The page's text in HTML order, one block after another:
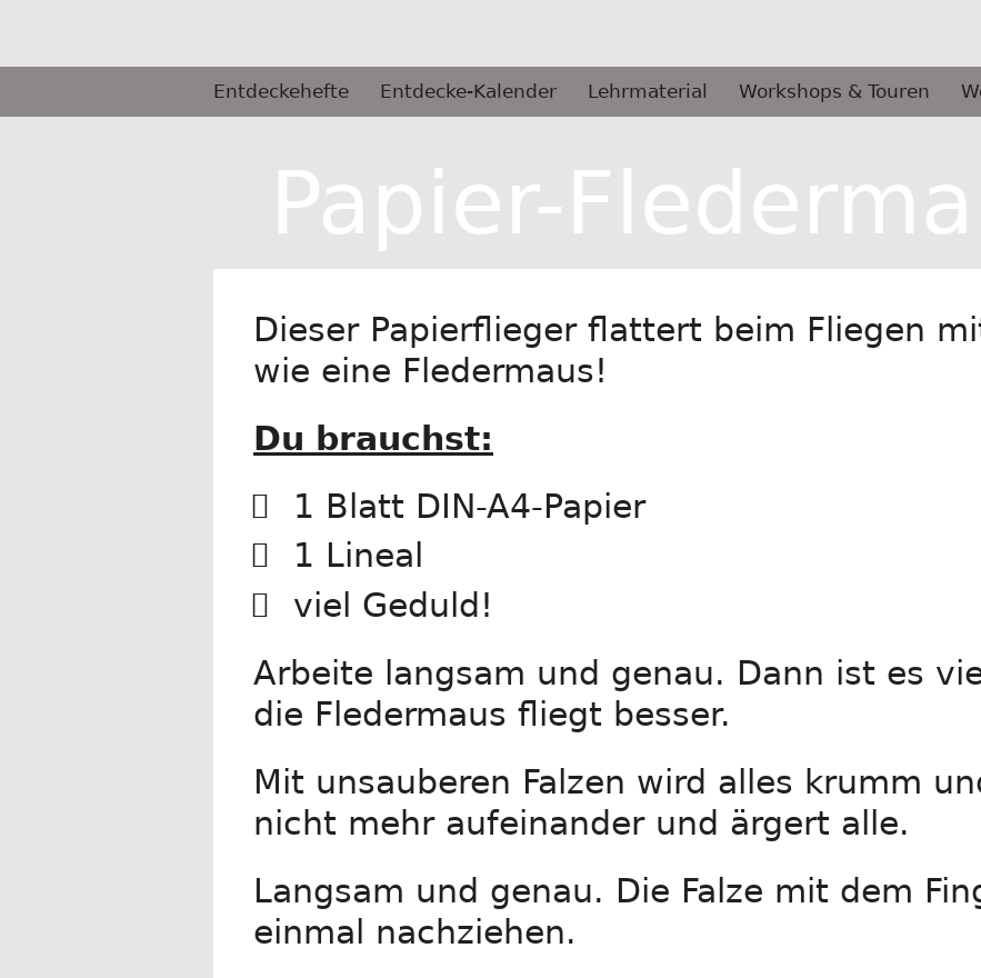
Menü
Entdeckehefte Entdecke-Kalender Lehrmaterial Workshops & Touren
Papier-
Dieser Papierflieger flattert beim Fliegen
wie eine Fledermaus!
Du brauchst:
1 Blatt DIN-A4-Papier
1 Lineal
viel Geduld!
Arbeite langsam und genau. Dann ist es
die Fledermaus fliegt besser.
Mit unsauberen Falzen wird alles krumm
nicht mehr aufeinander und ärgert alle.
Langsam und genau. Die Falze mit dem
einmal nachziehen.